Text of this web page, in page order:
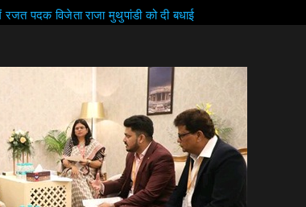
पदक विजेता राजा मुथुपांडी को दी बधाई